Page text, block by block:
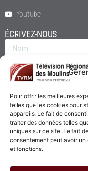
Pour offrir les meilleures
telles que les cookies pour
appareils. Le fait de
traiter des données telles
uniques sur ce site. Le fait
consentement peut avoir
et fonctions.
Youtube
ÉCRIVEZ-NOUS